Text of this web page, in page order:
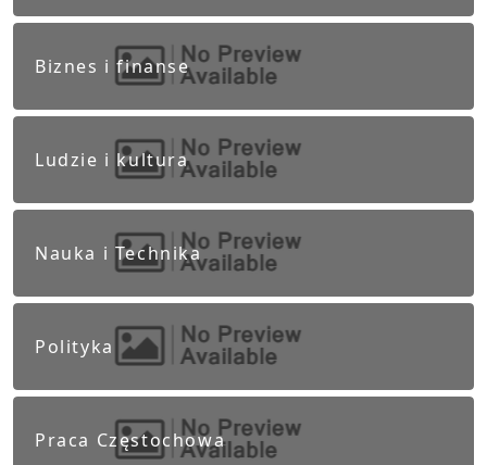
Biznes i finanse
Ludzie i kultura
Nauka i Technika
Polityka
Praca Częstochowa